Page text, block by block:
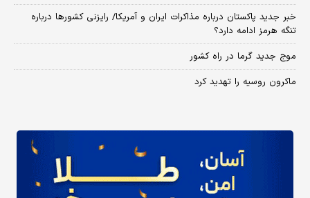
خبر جدید پاکستان درباره مذاکرات ایران و آمریکا/ رایزنی کشورها درباره
تنگه هرمز ادامه دارد؟
موج جدید گرما در راه کشور
ماکرون روسیه را تهدید کرد